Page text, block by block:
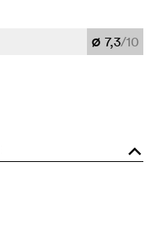
Ø 7,3/10
o